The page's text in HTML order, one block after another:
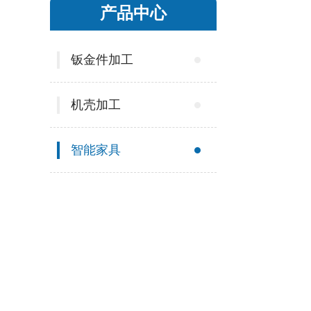
产品中心
钣金件加工
机壳加工
智能家具